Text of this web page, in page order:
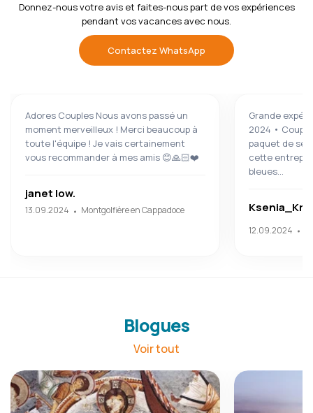
Donnez-nous votre avis et faites-nous part de vos expériences
pendant vos vacances avec nous.
Contactez WhatsApp
Adores Couples Nous avons passé un
moment merveilleux ! Merci beaucoup à
toute l'équipe ! Je vais certainement
vous recommander à mes amis 😊🙏🏻❤️
janet low.
13.09.2024 Montgolfière en Cappadoce
Grande
2024 •
paquet de
cette
bleues...
12.09.2024
Blogues
Voir tout